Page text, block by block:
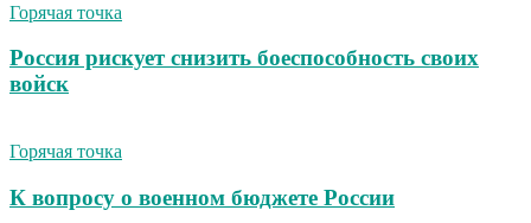
Горячая точка
Россия рискует снизить боеспособность своих
войск
Горячая точка
К вопросу о военном бюджете России